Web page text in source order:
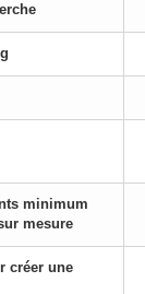
minimum
mesure
créer une